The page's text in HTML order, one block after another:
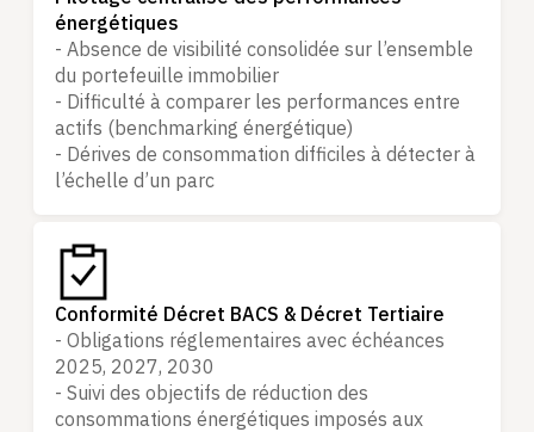
énergétiques
- Absence de visibilité consolidée sur l’ensemble
du portefeuille immobilier
- Difficulté à comparer les performances entre
actifs (benchmarking énergétique)
- Dérives de consommation difficiles à détecter à
l’échelle d’un parc
Conformité Décret BACS & Décret Tertiaire
- Obligations réglementaires avec échéances
2025, 2027, 2030
- Suivi des objectifs de réduction des
consommations énergétiques imposés aux